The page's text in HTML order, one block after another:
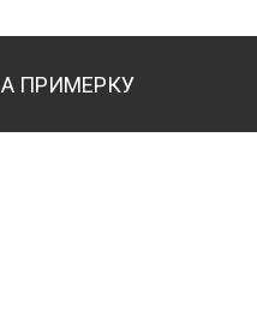
ПРИМЕРКУ